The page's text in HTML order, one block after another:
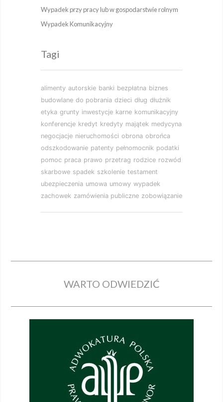
Wypadek przy pracy lub w gospodarstwie rolnym
Wypadek Komunikacyjny
Tagi
alimenty autorskie banki bezpłatna biznes
budowlane do pobrania dzieci dług dłużnik
etyka grunty inwestycje karne komunikacyjny
konferencje kredyt kredyty majątek medycyna
negocjacje nieruchomości obrona obrońca
odszkodowanie patenty pełnomocnik podatki
pomoc praca prawo przetrag rodzice rozwód
skarbowe spadek szkolenie testament
ubezpieczenia umowa umowy wypadek
zachowek zamówienia publiczne zobowiązanie
WARTO ODWIEDZIĆ